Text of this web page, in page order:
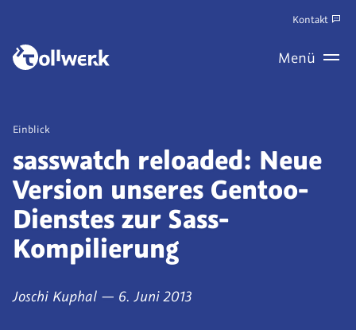
Zum
Menü
Kontakt
sasswatch reloaded: Neue
Version unseres Gentoo-
Dienstes zur Sass-
Kompilierung
Veröffentlicht
Einblick
von
Joschi Kuphal — am
6. Juni 2013